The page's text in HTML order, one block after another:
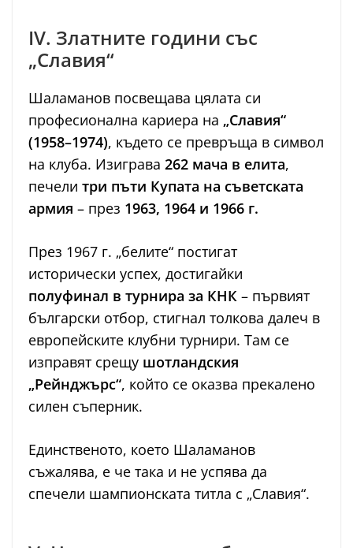
IV. Златните години със
„Славия“
Шаламанов посвещава цялата си
професионална кариера на „Славия“
(1958–1974), където се превръща в символ
на клуба. Изиграва 262 мача в елита,
печели три пъти Купата на съветската
армия – през 1963, 1964 и 1966 г.
През 1967 г. „белите“ постигат
исторически успех, достигайки
полуфинал в турнира за КНК – първият
български отбор, стигнал толкова далеч в
европейските клубни турнири. Там се
изправят срещу шотландския
„Рейнджърс“, който се оказва прекалено
силен съперник.
Единственото, което Шаламанов
съжалява, е че така и не успява да
спечели шампионската титла с „Славия“.